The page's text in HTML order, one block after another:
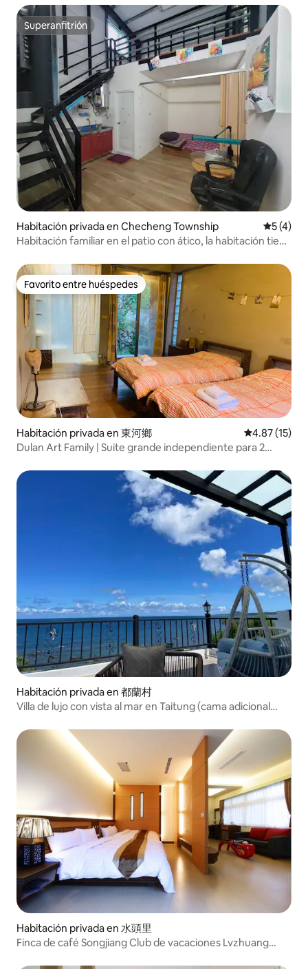
Espectáculos, Universidad de Pingtung / Baño compartido
/ Cocina compartida_Amor
Superanfitrión
Superanfitrión
Habitación privada en Checheng Township
5 (4)
Habitación familiar en el patio con ático, la habitación tiene
3 personas.
Favorito entre huéspedes
Favorito entre huéspedes
Habitación privada en 東河鄉 Calificación
4.87 (15)
Dulan Art Family | Suite grande independiente para 2
artístico |
Habitación privada en 都蘭村
Villa de lujo con vista al mar en Taitung (cama adicional
Habitación privada en 水頭里
Finca de café Songjiang Club de vacaciones Lvzhuang